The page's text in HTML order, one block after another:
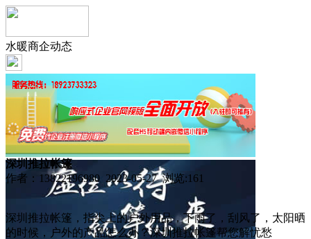
水暖商企动态
深圳推拉帐篷
作者：13822196980 2023-05-27 浏览:161
深圳推拉帐篷，指尖上的户外用品，下雨了，刮风了，太阳晒
的时候，户外的产品怎么办？深圳推拉帐篷帮您解忧愁